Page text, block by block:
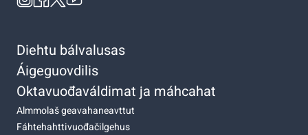
Diehtu bálvalusas
Áigeguovdilis
Oktavuođaváldimat ja máhcahat
Almmolaš geavahaneavttut
Fáhtehahttivuođačilgehus